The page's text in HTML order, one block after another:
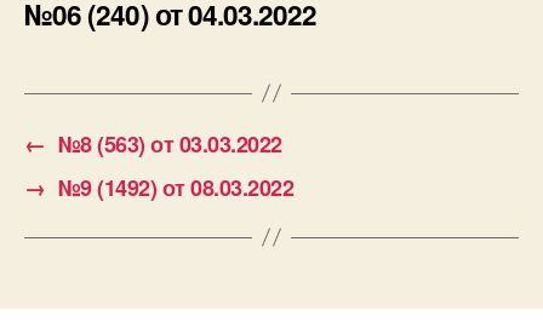
№06 (240) от 04.03.2022
← №8 (563) от 03.03.2022
→ №9 (1492) от 08.03.2022